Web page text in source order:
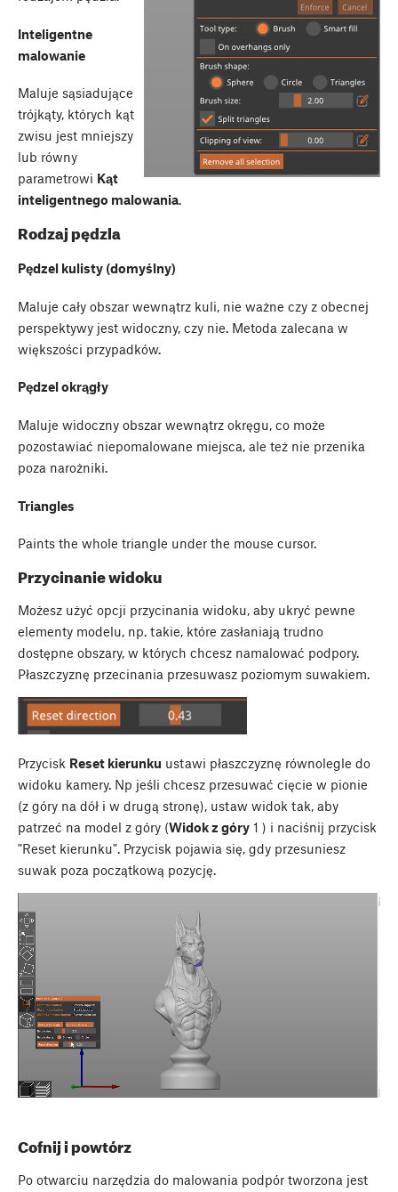
Inteligentne
malowanie
Maluje sąsiadujące
trójkąty, których kąt
zwisu jest mniejszy
lub równy
parametrowi Kąt
inteligentnego malowania.
Rodzaj pędzla
Pędzel kulisty (domyślny)
Maluje cały obszar wewnątrz kuli, nie ważne czy z obecnej
perspektywy jest widoczny, czy nie. Metoda zalecana w
większości przypadków.
Pędzel okrągły
Maluje widoczny obszar wewnątrz okręgu, co może
pozostawiać niepomalowane miejsca, ale też nie przenika
poza narożniki.
Triangles
Paints the whole triangle under the mouse cursor.
Przycinanie widoku
Możesz użyć opcji przycinania widoku, aby ukryć pewne
elementy modelu, np. takie, które zasłaniają trudno
dostępne obszary, w których chcesz namalować podpory.
Płaszczyznę przecinania przesuwasz poziomym suwakiem.
Przycisk Reset kierunku ustawi płaszczyznę równolegle do
widoku kamery. Np jeśli chcesz przesuwać cięcie w pionie
(z góry na dół i w drugą stronę), ustaw widok tak, aby
patrzeć na model z góry (Widok z góry 1 ) i naciśnij przycisk
"Reset kierunku". Przycisk pojawia się, gdy przesuniesz
suwak poza początkową pozycję.
Cofnij i powtórz
Po otwarciu narzędzia do malowania podpór tworzona jest